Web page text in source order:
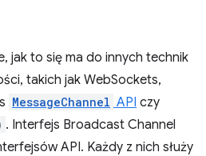
jak to się ma do innych technik
takich jak WebSockets,
MessageChannel API czy
. Interfejs Broadcast Channel
API. Każdy z nich służy